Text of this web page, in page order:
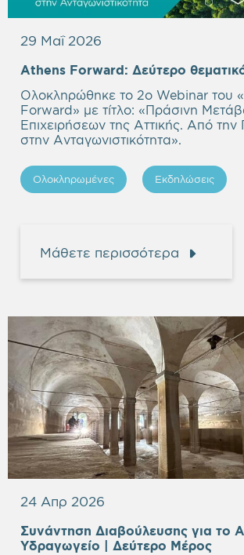
29 Μαΐ 2026
Athens Forward: Δεύτερο
Ολοκληρώθηκε το 2ο Webinar του
Forward» με τίτλο: «Πράσινη
Επιχειρήσεων της Αττικής. Από
στην Ανταγωνιστικότητα».
Ολοκληρωμένες Εκδηλώσεις
Μάθετε περισσότερα
24 Απρ 2026
Συνάντηση Διαβούλευσης για το
Υδραγωγείο
| Δεύτερο Μέρος